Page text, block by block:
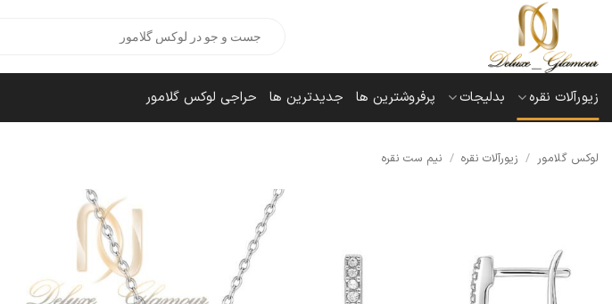
content
search
زیورآلات نقره بدلیجات پرفروشترین ها جدیدترین ها حراجی لوکس گلامور
لوکس گلامور / زیورآلات نقره / نیم ست نقره